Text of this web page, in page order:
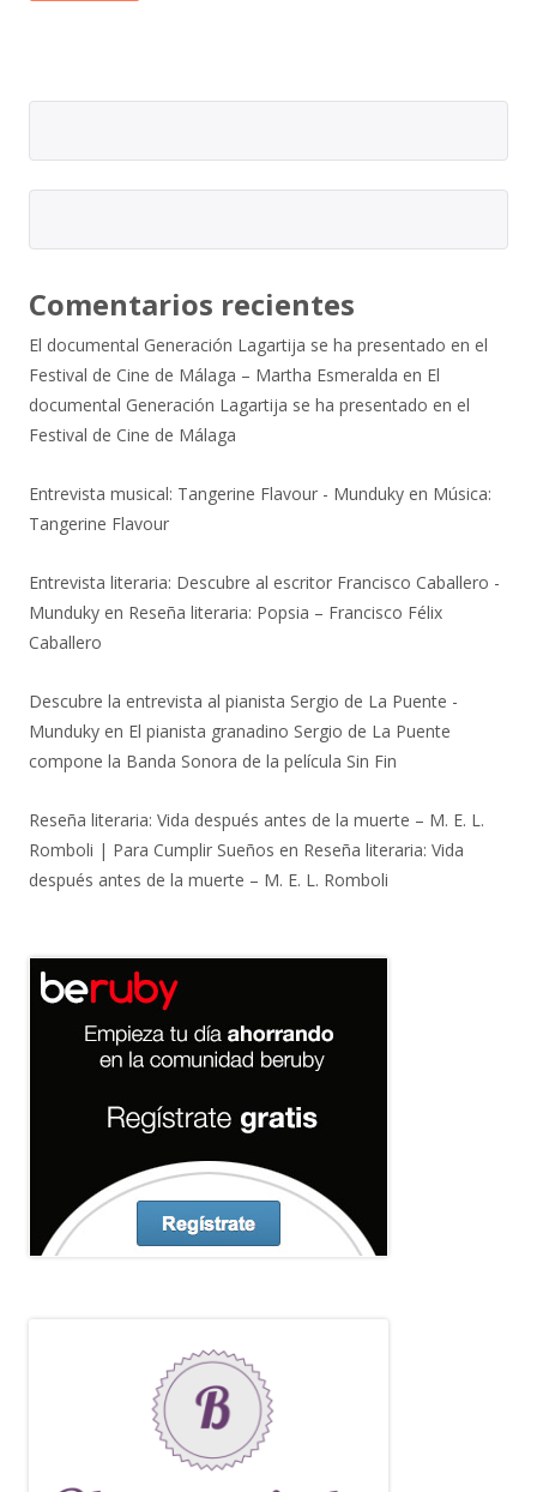
Comentarios recientes
El documental Generación Lagartija se ha presentado en el
Festival de Cine de Málaga – Martha Esmeralda en El
documental Generación Lagartija se ha presentado en el
Festival de Cine de Málaga
Entrevista musical: Tangerine Flavour - Munduky en Música:
Tangerine Flavour
Entrevista literaria: Descubre al escritor Francisco Caballero -
Munduky en Reseña literaria: Popsia – Francisco Félix
Caballero
Descubre la entrevista al pianista Sergio de La Puente -
Munduky en El pianista granadino Sergio de La Puente
compone la Banda Sonora de la película Sin Fin
Reseña literaria: Vida después antes de la muerte – M. E. L.
Romboli | Para Cumplir Sueños en Reseña literaria: Vida
después antes de la muerte – M. E. L. Romboli